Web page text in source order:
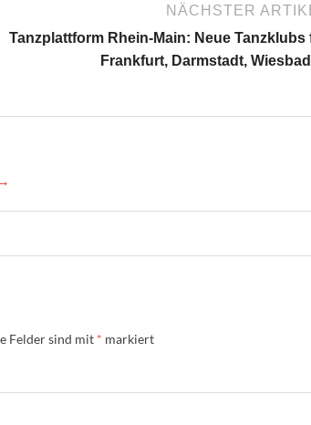
NÄCHSTER
Tanzplattform Rhein-Main: Neue Tanzklubs
Frankfurt, Darmstadt,
Felder sind mit * markiert